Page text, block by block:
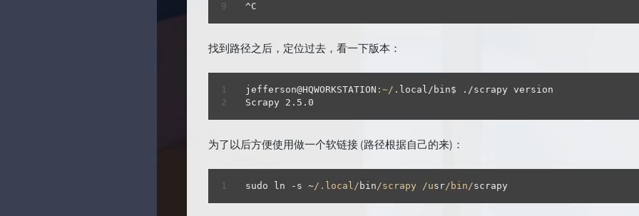
^C
找到路径之后，定位过去，看一下版本：
jefferson@HQWORKSTATION :~/ .local/bin$ ./scrapy version
Scrapy 2.5 . 0
为了以后方便使用做一个软链接 (路径根据自己的来)：
sudo ln -s ~/.local/ bin/scrapy /usr/bin/scrapy